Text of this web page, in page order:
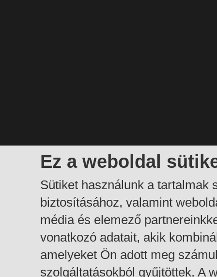
Ez a weboldal
Sütiket használunk a tartalmak
biztosításához, valamint
média és elemező
vonatkozó adatait, akik
amelyeket Ön adott meg
szolgáltatásokból gyűjtöttek. A